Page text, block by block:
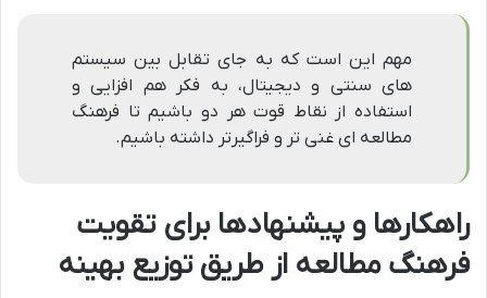
مهم این است که به جای تقابل بین سیستم
های سنتی و دیجیتال، به فکر هم افزایی و
استفاده از نقاط قوت هر دو باشیم تا فرهنگ
مطالعه ای غنی تر و فراگیرتر داشته باشیم.
راهکارها و پیشنهادها برای تقویت
فرهنگ مطالعه از طریق توزیع بهینه